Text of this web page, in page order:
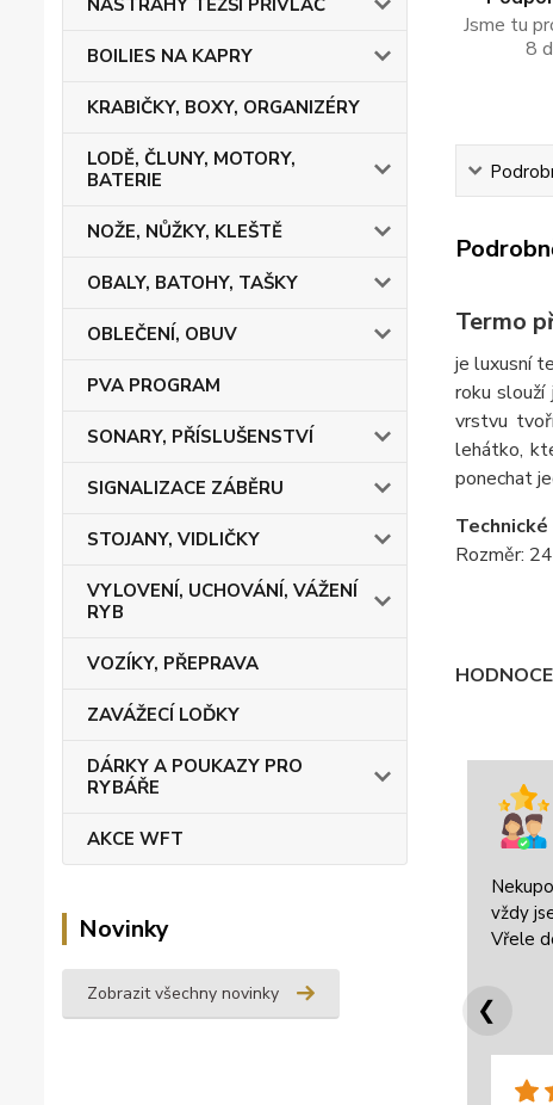
NÁSTRAHY TĚŽŠÍ PŘÍVLAČ
BOILIES NA KAPRY
KRABIČKY, BOXY, ORGANIZÉRY
LODĚ, ČLUNY, MOTORY,
BATERIE
NOŽE, NŮŽKY, KLEŠTĚ
OBALY, BATOHY, TAŠKY
OBLEČENÍ, OBUV
PVA PROGRAM
SONARY, PŘÍSLUŠENSTVÍ
SIGNALIZACE ZÁBĚRU
STOJANY, VIDLIČKY
VYLOVENÍ, UCHOVÁNÍ, VÁŽENÍ
RYB
VOZÍKY, PŘEPRAVA
ZAVÁŽECÍ LOĎKY
DÁRKY A POUKAZY PRO
RYBÁŘE
AKCE WFT
Novinky
Zobrazit všechny novinky
Jsme tu
8
Termo
je luxusní
roku slouží
vrstvu
lehátko,
ponechat
Technické
Rozměr:
vždy
Vřele
❮